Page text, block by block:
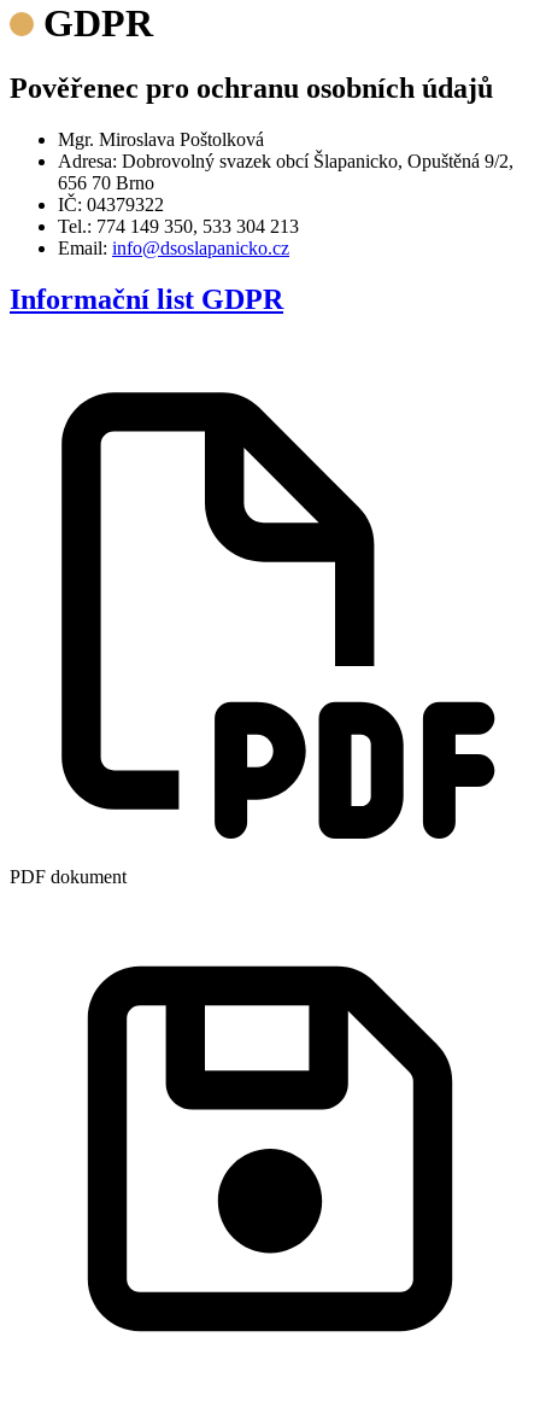
GDPR
Pověřenec pro ochranu osobních údajů
Mgr. Miroslava Poštolková
Adresa: Dobrovolný svazek obcí Šlapanicko, Opuštěná 9/2,
656 70 Brno
IČ: 04379322
Tel.: 774 149 350, 533 304 213
Email: info@dsoslapanicko.cz
Informační list GDPR
PDF dokument